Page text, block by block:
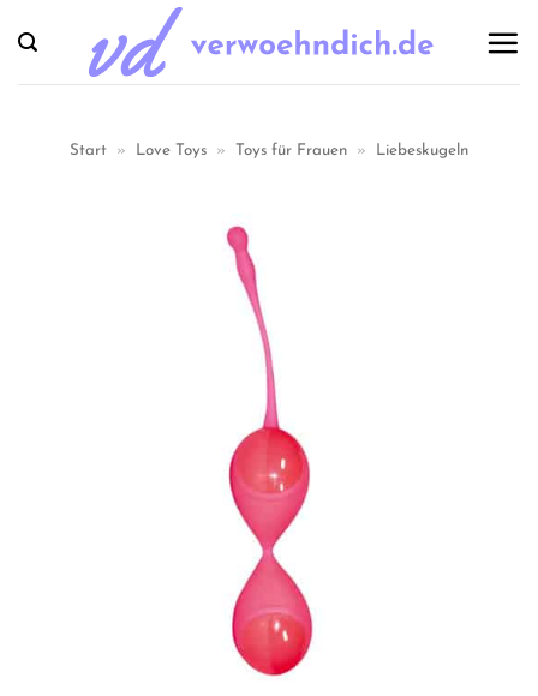
Inhalt
springen
Start » Love Toys » Toys für Frauen » Liebeskugeln